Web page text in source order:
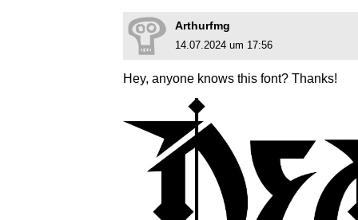
Arthurfmg
14.07.2024 um 17:56
Hey, anyone knows this font? Thanks!